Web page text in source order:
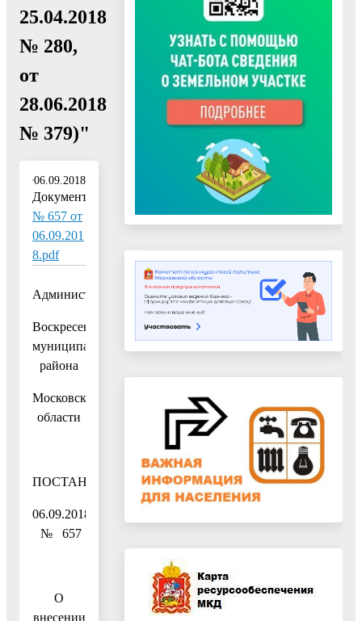
25.04.2018
№ 280,
от
28.06.2018
№ 379)"
06.09.2018
Документ:
№ 657 от
06.09.201
8.pdf
Администрация
Воскресенского
муниципального
района
Московской
области
ПОСТАНОВЛЕНИЕ
06.09.2018
№ 657
О
внесении